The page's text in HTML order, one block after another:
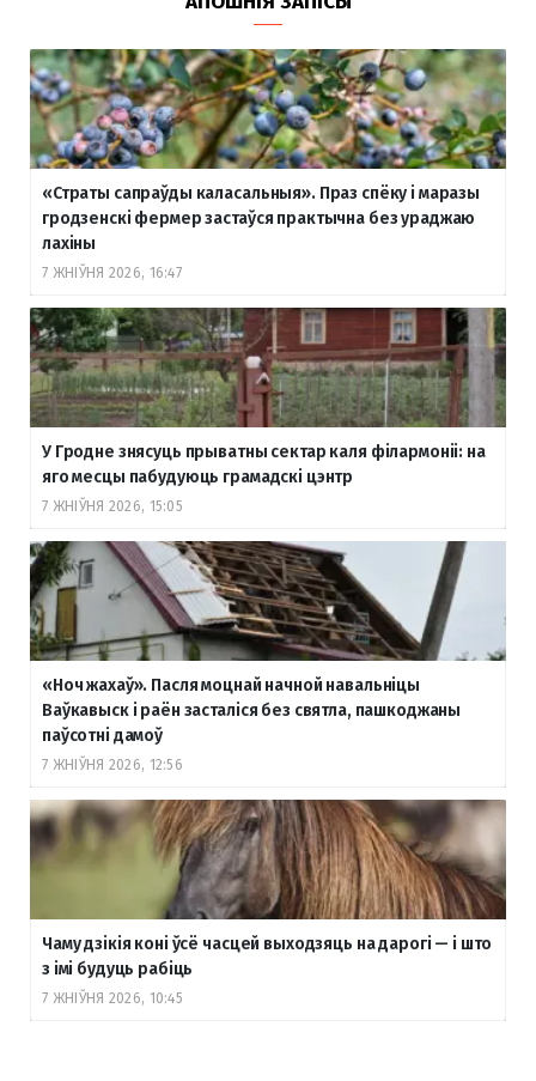
«Страты сапраўды каласальныя». Праз спёку і маразы
гродзенскі фермер застаўся практычна без ураджаю
лахіны
7 ЖНІЎНЯ 2026, 16:47
У Гродне знясуць прыватны сектар каля філармоніі: на
яго месцы пабудуюць грамадскі цэнтр
7 ЖНІЎНЯ 2026, 15:05
«Ноч жахаў». Пасля моцнай начной навальніцы
Ваўкавыск і раён засталіся без святла, пашкоджаны
паўсотні дамоў
7 ЖНІЎНЯ 2026, 12:56
Чаму дзікія коні ўсё часцей выходзяць на дарогі — і што
з імі будуць рабіць
7 ЖНІЎНЯ 2026, 10:45